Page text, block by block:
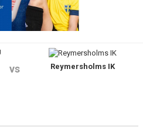
vs Reymersholms IK